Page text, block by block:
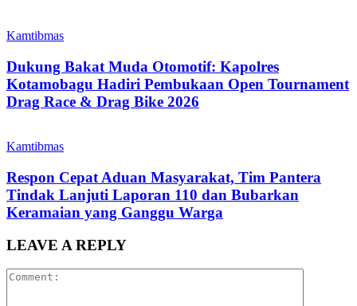
Kamtibmas
Dukung Bakat Muda Otomotif: Kapolres
Kotamobagu Hadiri Pembukaan Open Tournament
Drag Race & Drag Bike 2026
Kamtibmas
Respon Cepat Aduan Masyarakat, Tim Pantera
Tindak Lanjuti Laporan 110 dan Bubarkan
Keramaian yang Ganggu Warga
LEAVE A REPLY